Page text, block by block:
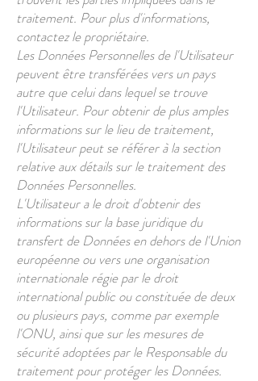
traitement. Pour plus d'informations,
contactez le propriétaire.
Les Données Personnelles de l'Utilisateur
peuvent être transférées vers un pays
autre que celui dans lequel se trouve
l'Utilisateur. Pour obtenir de plus amples
informations sur le lieu de traitement,
l'Utilisateur peut se référer à la section
relative aux détails sur le traitement des
Données Personnelles.
L'Utilisateur a le droit d'obtenir des
informations sur la base juridique du
transfert de Données en dehors de l'Union
européenne ou vers une organisation
internationale régie par le droit
international public ou constituée de deux
ou plusieurs pays, comme par exemple
l'ONU, ainsi que sur les mesures de
sécurité adoptées par le Responsable du
traitement pour protéger les Données.